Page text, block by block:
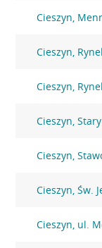
Cieszyn,
Cieszyn,
Cieszyn,
Cieszyn,
Cieszyn,
Cieszyn, Św.
Cieszyn, ul.